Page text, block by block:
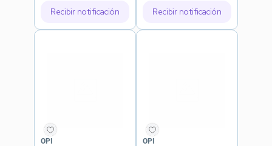
Recibir notificación Recibir notificación
OPI
OPI